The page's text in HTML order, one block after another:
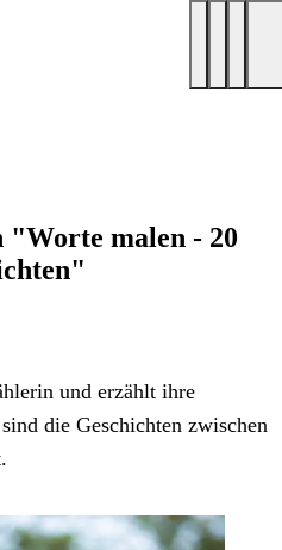
"Worte malen - 20
und erzählt ihre
die Geschichten zwischen